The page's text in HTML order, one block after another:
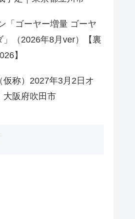
「ゴーヤー増量 ゴーヤ
」（2026年8月ver）【裏
】
仮称）2027年3月2日オ
大阪府吹田市